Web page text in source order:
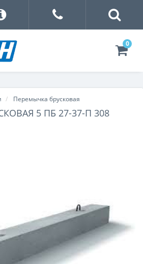
0
Перемычка брусковая
5 ПБ 27-37-П 308